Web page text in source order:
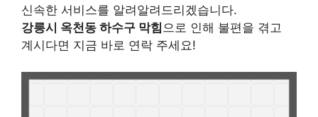
신속한 서비스를 알려알려드리겠습니다.
강릉시 옥천동 하수구 막힘 으로 인해 불편을 겪고
계시다면 지금 바로 연락 주세요!